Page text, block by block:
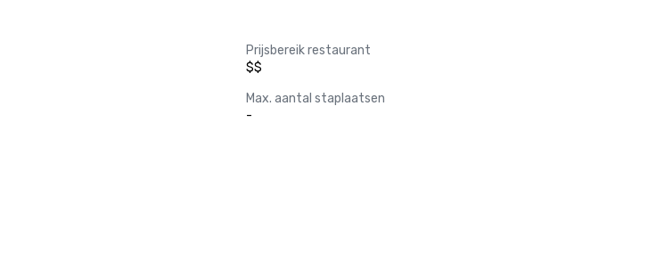
Prijsbereik restaurant
$$
Max. aantal staplaatsen
-